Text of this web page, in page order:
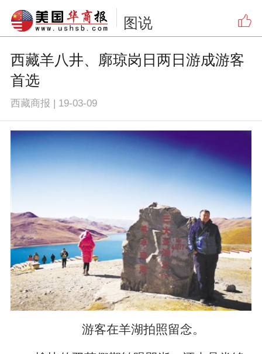
图说
西藏羊八井、廓琼岗日两日游成游客
首选
西藏商报 | 19-03-09
游客在羊湖拍照留念。